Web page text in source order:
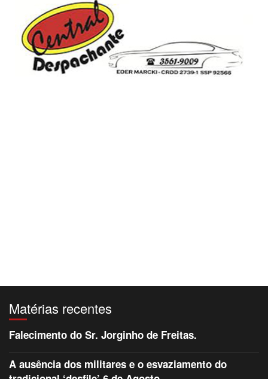
Matérias recentes
Falecimento do Sr. Jorginho de Freitas.
A ausência dos militares e o esvaziamento do